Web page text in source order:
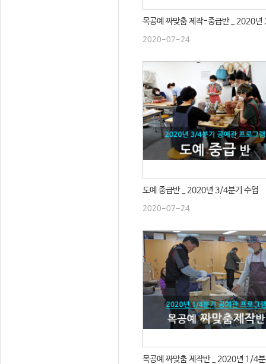
2020-07-24
도예 중급반 _ 2020년 3/4분기 수업
2020-07-24
목공예 짜맞춤 제작반 _ 2020년 1/4